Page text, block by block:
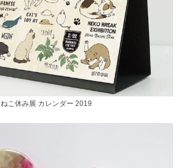
ねこ休み展 カレンダー 2019